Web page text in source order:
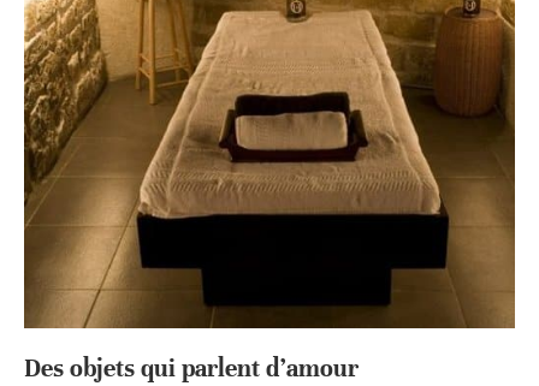
Des objets qui parlent d’amour